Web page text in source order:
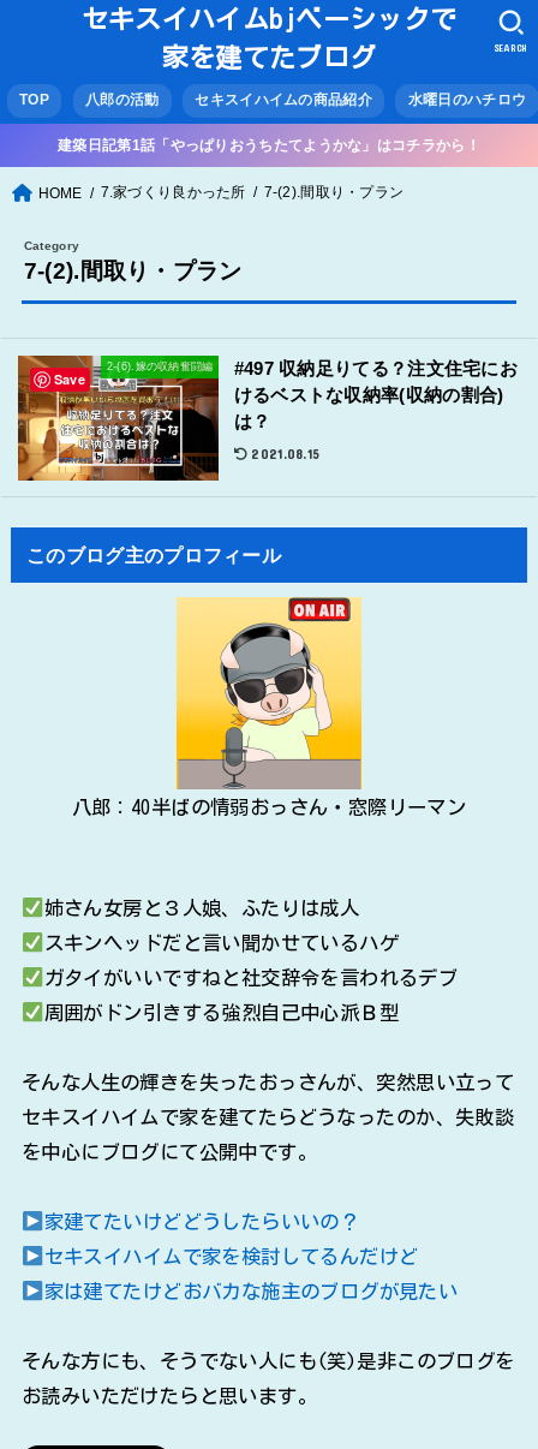
セキスイハイムbjベーシックで
家を建てたブログ
TOP 八郎の活動 セキスイハイムの商品紹介 水曜日のハチロウ
SEARCH
建築日記第1話「やっぱりおうちたてようかな」はコチラから！
HOME 7.家づくり良かった所 7-(2).間取り・プラン
7-(2).間取り・プラン
2-(6).嫁の収納奮闘編
#497 収納足りてる？注文住宅にお
けるベストな収納率(収納の割合)
は？
2021.08.15
このブログ主のプロフィール
八郎：40半ばの情弱おっさん・窓際リーマン
姉さん女房と３人娘、ふたりは成人
スキンヘッドだと言い聞かせているハゲ
ガタイがいいですねと社交辞令を言われるデブ
周囲がドン引きする強烈自己中心派Ｂ型
そんな人生の輝きを失ったおっさんが、突然思い立って
セキスイハイムで家を建てたらどうなったのか、失敗談
を中心にブログにて公開中です。
家建てたいけどどうしたらいいの？
セキスイハイムで家を検討してるんだけど
家は建てたけどおバカな施主のブログが見たい
そんな方にも、そうでない人にも(笑)是非このブログを
お読みいただけたらと思います。
Save